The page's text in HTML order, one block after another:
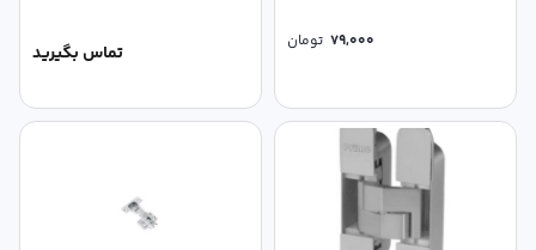
79,000 تومان تماس بگیرید